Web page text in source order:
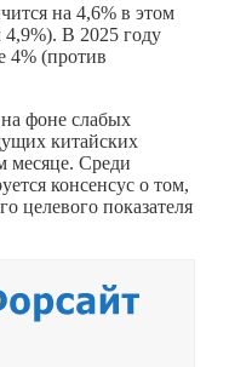
на 4,6% в этом
4,9%). В 2025 году
4% (против
фоне слабых
китайских
месяце. Среди
консенсус о том,
целевого показателя